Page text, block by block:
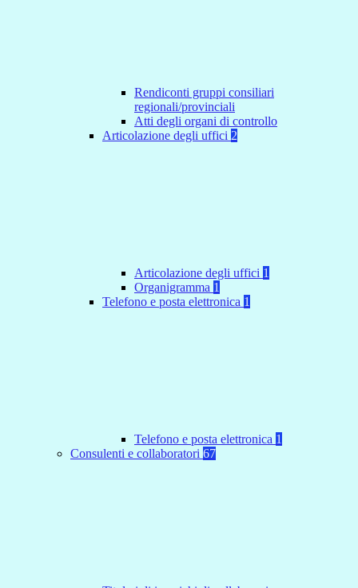
Rendiconti gruppi consiliari
regionali/provinciali
Atti degli organi di controllo
Articolazione degli uffici 2
Articolazione degli uffici 1
Organigramma 1
Telefono e posta elettronica 1
Telefono e posta elettronica 1
Consulenti e collaboratori 67